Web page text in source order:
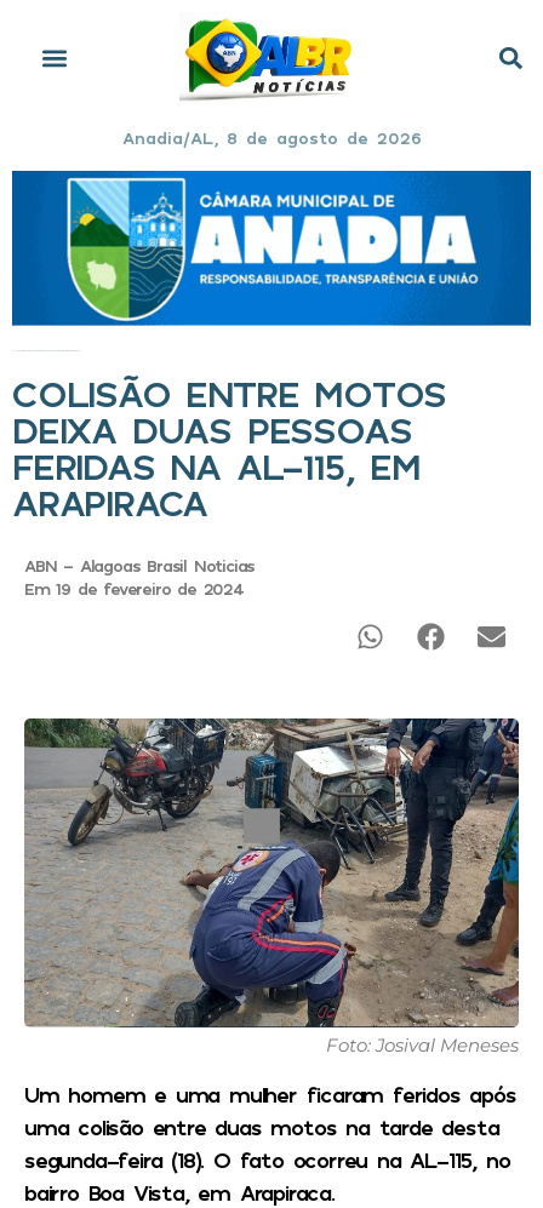
Anadia/AL, 8 de agosto de 2026
COLISÃO ENTRE MOTOS
DEIXA DUAS PESSOAS
FERIDAS NA AL-115, EM
ARAPIRACA
ABN - Alagoas Brasil Noticias
Em 19 de fevereiro de 2024
Foto: Josival Meneses
Um homem e uma mulher ficaram feridos após
uma colisão entre duas motos na tarde desta
segunda-feira (18). O fato ocorreu na AL-115, no
bairro Boa Vista, em Arapiraca.